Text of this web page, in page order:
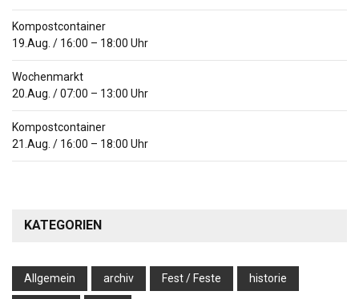
Kompostcontainer
19.Aug. / 16:00 – 18:00 Uhr
Wochenmarkt
20.Aug. /07:00 – 13:00 Uhr
Kompostcontainer
21.Aug. / 16:00 – 18:00 Uhr
KATEGORIEN
Allgemein archiv Fest / Feste historie